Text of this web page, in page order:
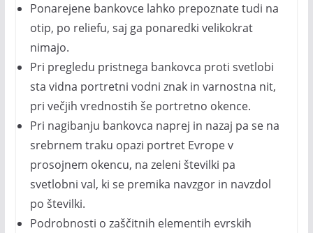
Ponarejene bankovce lahko prepoznate tudi na
otip, po reliefu, saj ga ponaredki velikokrat
nimajo.
Pri pregledu pristnega bankovca proti svetlobi
sta vidna portretni vodni znak in varnostna nit,
pri večjih vrednostih še portretno okence.
Pri nagibanju bankovca naprej in nazaj pa se na
srebrnem traku opazi portret Evrope v
prosojnem okencu, na zeleni številki pa
svetlobni val, ki se premika navzgor in navzdol
po številki.
Podrobnosti o zaščitnih elementih evrskih